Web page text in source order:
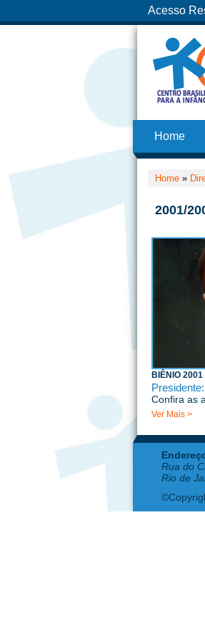
Acesso
Home
Home »
2001/
BIÊNIO
Confira as
Ver Mais >
Rua do
Rio de